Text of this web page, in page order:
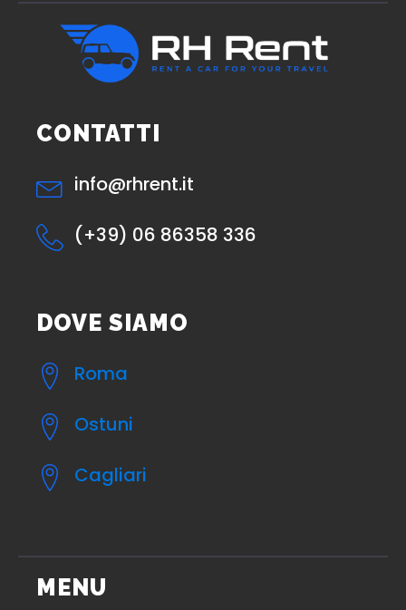
CONTATTI
info@rhrent.it
(+39) 06 86358 336
DOVE SIAMO
Roma
Ostuni
Cagliari
MENU